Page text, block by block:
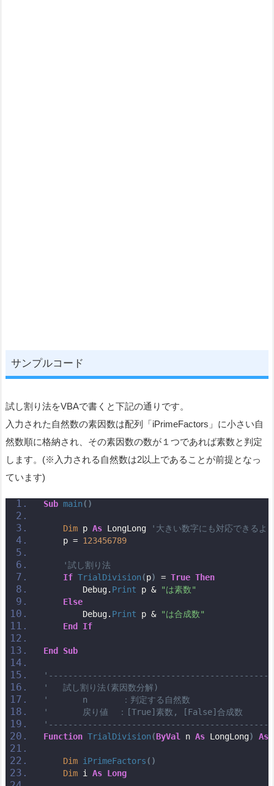
サンプルコード
試し割り法をVBAで書くと下記の通りです。
入力された自然数の素因数は配列「iPrimeFactors」に小さい自
然数順に格納され、その素因数の数が１つであれば素数と判定
します。(※入力される自然数は2以上であることが前提となっ
ています)
Sub main()
Dim p As LongLong
'大きい数字にも対応できるよ
    p =
123456789
'試し割り法
If TrialDivision(p) = True Then
        Debug.
Print p & "は素数"
Else
        Debug.
Print p & "は合成数"
End
If
End Sub
'   試し割り法(素因数分解)
'       n       ：判定する自然数
'       戻り値  ：[True]素数, [False]合成数
Function TrialDivision(ByVal n As LongLong) As
Dim iPrimeFactors()
Dim i As Long